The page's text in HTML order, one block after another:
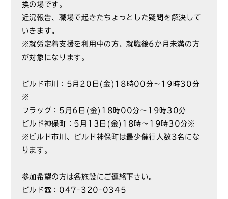
換の場です。
近況報告、職場で起きたちょっとした疑問を解決して
いきます。
※就労定着支援を利用中の方、就職後6か月未満の方
が対象になります。
ビルド市川：5月20日(金)18時00分～19時30分
※
フラッグ：5月6日(金)18時00分～19時30分
ビルド神保町：5月13日(金)18時～19時30分※
※ビルド市川、ビルド神保町は最少催行人数3名にな
ります。
参加希望の方は各施設にご連絡下さい。
ビルド☎：047-320-0345